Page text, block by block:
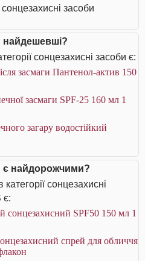
сонцезахисні засоби
найдешевші?
сонцезахисні засоби є:
засмаги Пантенол-актив 150
засмаги SPF-25 160 мл 1
загару водостійкий
є найдорожчими?
сонцезахисні
є:
сонцезахисний SPF50 150 мл 1
спрей для обличчя